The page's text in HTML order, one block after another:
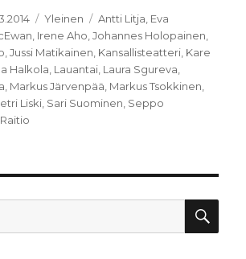
Kategoriat
Yleinen Avainsanat
Antti Litja Eva
Irene Aho ,Johannes Holopainen
,Jussi Matikainen Kansallisteatteri Kare
Halkola Lauantai Laura Sgureva
Markus Järvenpää Markus Tsokkinen
Liski Sari Suominen Seppo